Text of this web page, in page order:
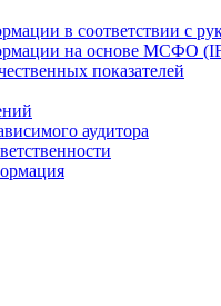
в соответствии с
на основе МСФО
показателей
аудитора